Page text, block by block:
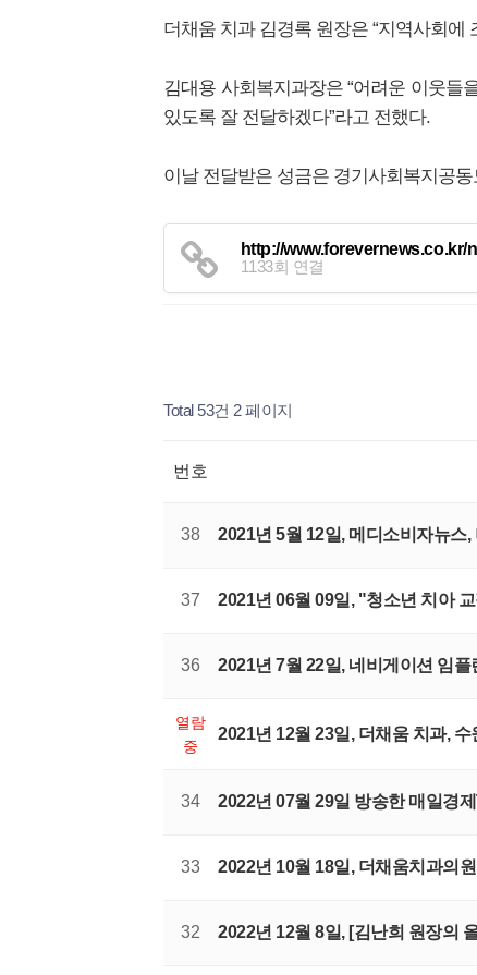
더채움 치과 김경록 원장은 “지역사회
김대용 사회복지과장은 “어려운 이웃
있도록 잘 전달하겠다”라고 전했다.
이날 전달받은 성금은 경기사회복지공
http://www.forevernews.co.kr/
1133회 연결
Total 53건 2 페이지
번호
38 2021년 5월 12일, 메디소비자뉴
37 2021년 06월 09일, "청소년 치아
36 2021년 7월 22일, 네비게이션 임
열람
중
2021년 12월 23일, 더채움 치과,
34 2022년 07월 29일 방송한 매일경
33 2022년 10월 18일, 더채움치과의
32 2022년 12월 8일, [김난희 원장의